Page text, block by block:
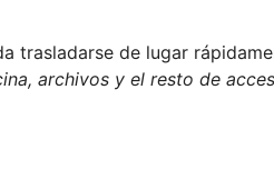
trasladarse de lugar
archivos y el resto de